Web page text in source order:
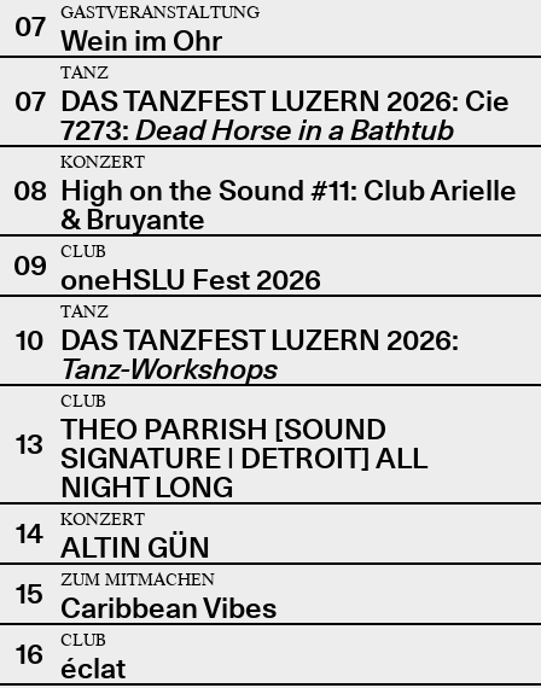
07
GASTVERANSTALTUNG
Wein im Ohr
07
TANZ
DAS TANZFEST LUZERN 2026: Cie
7273: Dead Horse in a Bathtub
08
KONZERT
High on the Sound #11: Club Arielle
& Bruyante
09
CLUB
oneHSLU Fest 2026
10
TANZ
DAS TANZFEST LUZERN 2026:
Tanz-Workshops
13
CLUB
THEO PARRISH [SOUND
SIGNATURE | DETROIT] ALL
NIGHT LONG
14
KONZERT
ALTIN GÜN
15
ZUM MITMACHEN
Caribbean Vibes
16
CLUB
éclat